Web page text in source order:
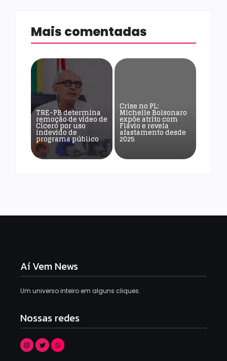
Mais comentadas
TRE-PB determina
remoção de vídeo de
Cícero por uso
indevido de
programa público
Crise no PL:
Michelle Bolsonaro
expõe atrito com
Flávio e revela
afastamento desde
2025
Aí Vem News
Um universo inteiro em alguns cliques.
Nossas redes